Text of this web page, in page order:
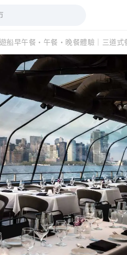
船早午餐・午餐・晚餐體驗｜三道式